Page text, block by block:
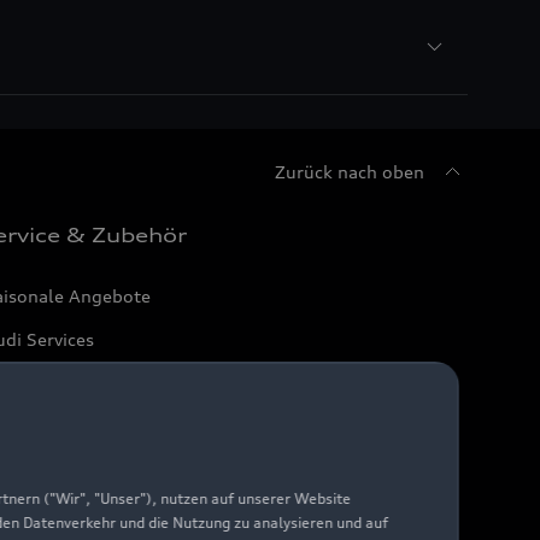
("Wir", "Unser"), nutzen auf unserer Website
Datenverkehr und die Nutzung zu analysieren und auf
Zurück nach oben
& Zubehör
Angebote
Services